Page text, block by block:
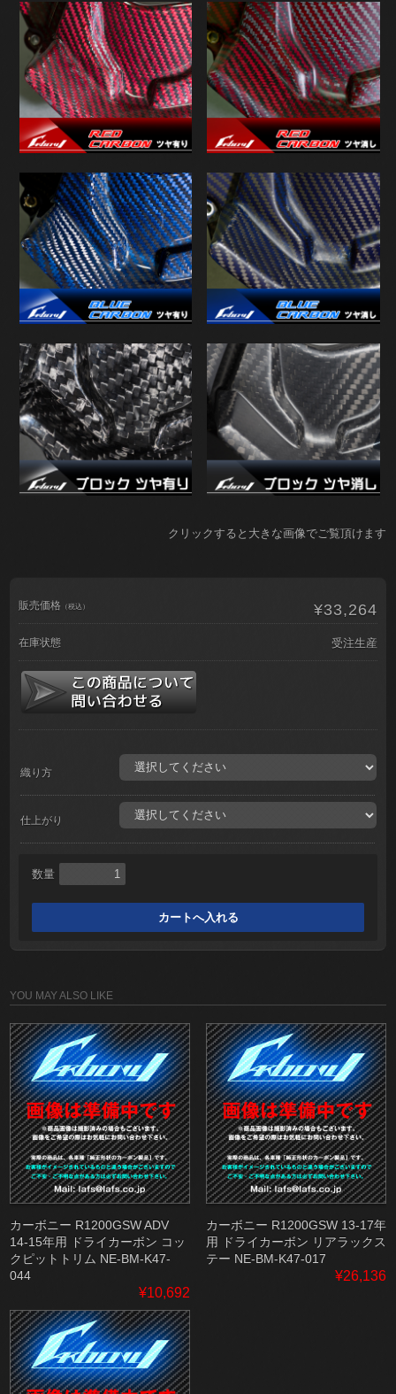
クリックすると大きな画像でご覧頂けます
販売価格 （税込） ¥33,264
在庫状態 受注生産
織り方
仕上がり
数量
YOU MAY ALSO LIKE
カーボニー R1200GSW ADV
14-15年用 ドライカーボン コッ
クピットトリム NE-BM-K47-
044
¥10,692
カーボニー R1200GSW 13-17年
用 ドライカーボン リアラックス
テー NE-BM-K47-017
¥26,136